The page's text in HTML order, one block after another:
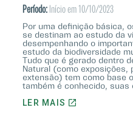
Período: Início em 10/10/2023
Por uma definição básica,
se destinam ao estudo da
desempenhando o
estudo da biodiversidade
Tudo que é gerado dentro
Natural (como exposições,
extensão) tem como base
também é conhecido, suas
LER MAIS